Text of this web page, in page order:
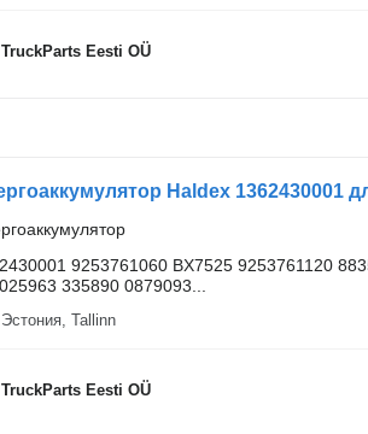
TruckParts Eesti OÜ
Haldex 1362430001
9253761060 BX7525 9253761120
335890 0879093...
Эстония, Tallinn
TruckParts Eesti OÜ